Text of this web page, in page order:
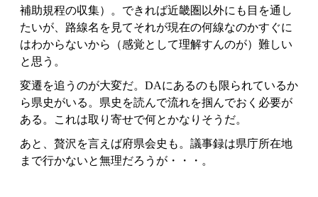
補助規程の収集）。できれば近畿圏以外にも目を通し
たいが、路線名を見てそれが現在の何線なのかすぐに
はわからないから（感覚として理解すんのが）難しい
と思う。
変遷を追うのが大変だ。DAにあるのも限られているか
ら県史がいる。県史を読んで流れを掴んでおく必要が
ある。これは取り寄せで何とかなりそうだ。
あと、贅沢を言えば府県会史も。議事録は県庁所在地
まで行かないと無理だろうが・・・。